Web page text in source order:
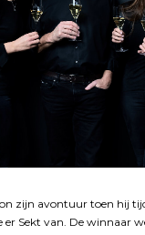
zijn avontuur toen hij
er Sekt van. De winnaar